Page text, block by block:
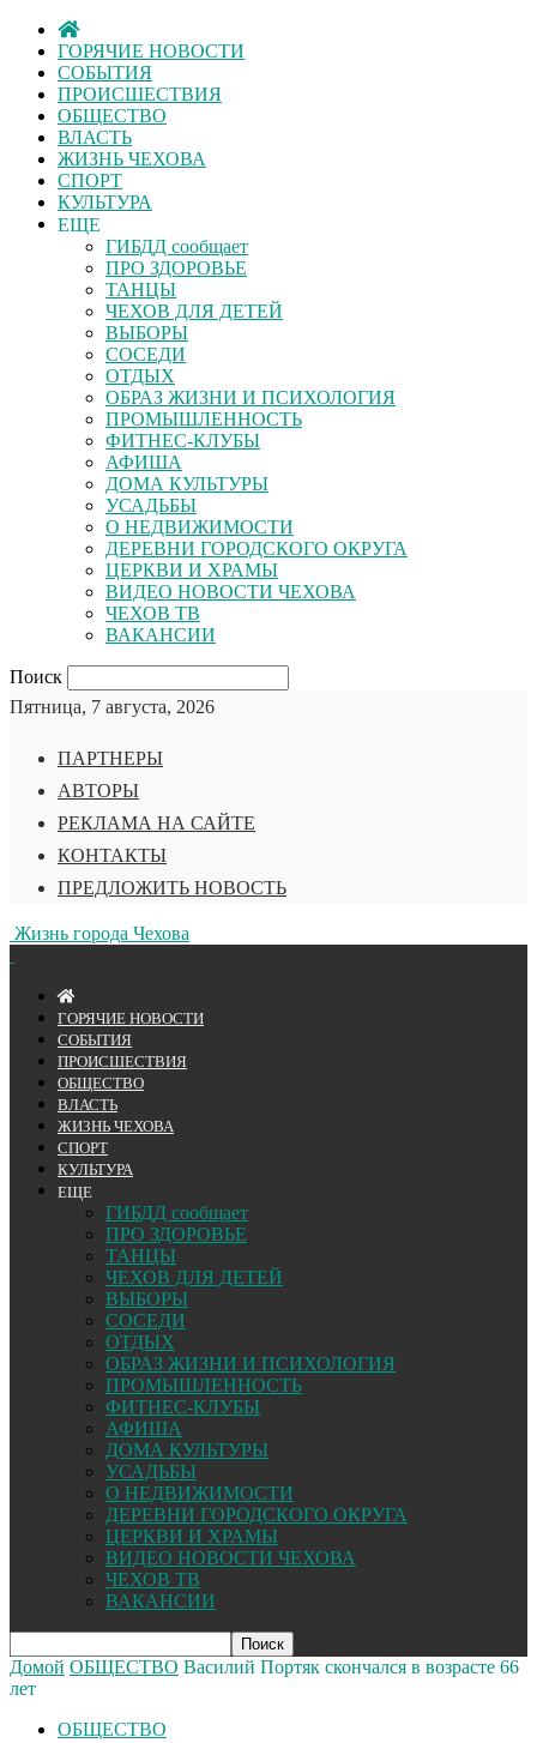
ГОРЯЧИЕ НОВОСТИ
СОБЫТИЯ
ПРОИСШЕСТВИЯ
ОБЩЕСТВО
ВЛАСТЬ
ЖИЗНЬ ЧЕХОВА
СПОРТ
КУЛЬТУРА
ЕЩЕ
ГИБДД сообщает
ПРО ЗДОРОВЬЕ
ТАНЦЫ
ЧЕХОВ ДЛЯ ДЕТЕЙ
ВЫБОРЫ
СОСЕДИ
ОТДЫХ
ОБРАЗ ЖИЗНИ И ПСИХОЛОГИЯ
ПРОМЫШЛЕННОСТЬ
ФИТНЕС-КЛУБЫ
АФИША
ДОМА КУЛЬТУРЫ
УСАДЬБЫ
О НЕДВИЖИМОСТИ
ДЕРЕВНИ ГОРОДСКОГО ОКРУГА
ЦЕРКВИ И ХРАМЫ
ВИДЕО НОВОСТИ ЧЕХОВА
ЧЕХОВ ТВ
ВАКАНСИИ
Поиск
Пятница, 7 августа, 2026
ПАРТНЕРЫ
АВТОРЫ
РЕКЛАМА НА САЙТЕ
КОНТАКТЫ
ПРЕДЛОЖИТЬ НОВОСТЬ
Жизнь города Чехова
ГОРЯЧИЕ НОВОСТИ
СОБЫТИЯ
ПРОИСШЕСТВИЯ
ОБЩЕСТВО
ВЛАСТЬ
ЖИЗНЬ ЧЕХОВА
СПОРТ
КУЛЬТУРА
ЕЩЕ
ГИБДД сообщает
ПРО ЗДОРОВЬЕ
ТАНЦЫ
ЧЕХОВ ДЛЯ ДЕТЕЙ
ВЫБОРЫ
СОСЕДИ
ОТДЫХ
ОБРАЗ ЖИЗНИ И ПСИХОЛОГИЯ
ПРОМЫШЛЕННОСТЬ
ФИТНЕС-КЛУБЫ
АФИША
ДОМА КУЛЬТУРЫ
УСАДЬБЫ
О НЕДВИЖИМОСТИ
ДЕРЕВНИ ГОРОДСКОГО ОКРУГА
ЦЕРКВИ И ХРАМЫ
ВИДЕО НОВОСТИ ЧЕХОВА
ЧЕХОВ ТВ
ВАКАНСИИ
Домой ОБЩЕСТВО Василий Портяк скончался в возрасте 66
лет
ОБЩЕСТВО